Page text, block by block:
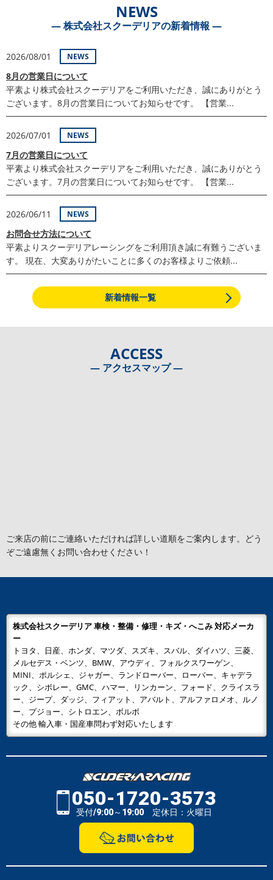
NEWS
― 株式会社スクーデリアの新着情報 ―
2026/08/01 NEWS
8月の営業日について
平素より株式会社スクーデリアをご利用いただき、誠にありがとう
ございます。8月の営業日についてお知らせです。 【営業...
2026/07/01 NEWS
7月の営業日について
平素より株式会社スクーデリアをご利用いただき、誠にありがとう
ございます。7月の営業日についてお知らせです。 【営業...
2026/06/11 NEWS
お問合せ方法について
平素よりスクーデリアレーシングをご利用頂き誠に有難うございま
す。 現在、大変ありがたいことに多くのお客様よりご依頼...
新着情報一覧
ACCESS
― アクセスマップ ―
ご来店の前にご連絡いただければ詳しい道順をご案内します。どう
ぞご遠慮無くお問い合わせください！
株式会社スクーデリア 車検・整備・修理・キズ・へこみ 対応メーカ
ー
トヨタ、日産、ホンダ、マツダ、スズキ、スバル、ダイハツ、三菱、
メルセデス・ベンツ、BMW、アウディ、フォルクスワーゲン、
MINI、ポルシェ、ジャガー、ランドローバー、ローバー、キャデラ
ック、シボレー、GMC、ハマー、リンカーン、フォード、クライスラ
ー、ジープ、ダッジ、フィアット、アバルト、アルファロメオ、ルノ
ー、プジョー、シトロエン、ボルボ
その他 輸入車・国産車問わず対応いたします
050-1720-3573
受付/9:00～19:00 定休日：火曜日